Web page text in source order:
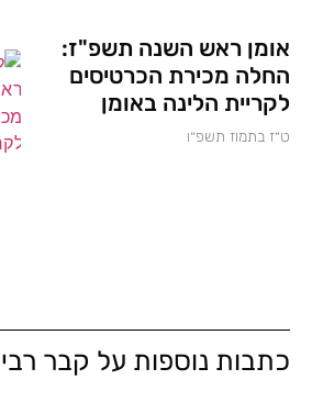
אומן ראש השנה תשפ"ז:
החלה מכירת הכרטיסים
לקריית הלינה באומן
ט״ז בתמוז תשפ״ו
כתבות נוספות על קבר